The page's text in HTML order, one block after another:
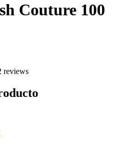
Couture 100
reviews